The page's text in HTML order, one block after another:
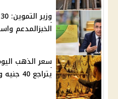
الخبزالمدعم واستبعاد 850
يتراجع 40 جنيه وعيار 21 يسجل 6140 جنيهًا